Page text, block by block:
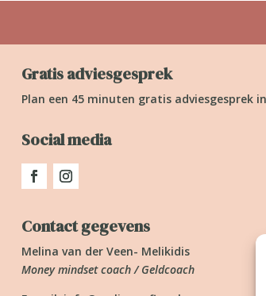
Gratis adviesgesprek
Plan een 45 minuten gratis adviesgesprek in
Social media
Contact gegevens
Melina van der Veen- Melikidis
Money mindset coach / Geldcoach